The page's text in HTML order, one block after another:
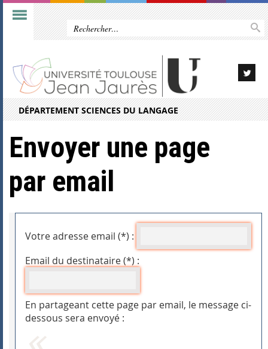
DÉPARTEMENT SCIENCES DU LANGAGE
Envoyer une page
par email
Votre adresse email (*) :
Email du destinataire (*) :
En partageant cette page par email, le message ci-
dessous sera envoyé :